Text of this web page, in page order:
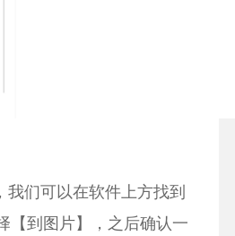
我们可以在软件上方找到
【到图片】，之后确认一